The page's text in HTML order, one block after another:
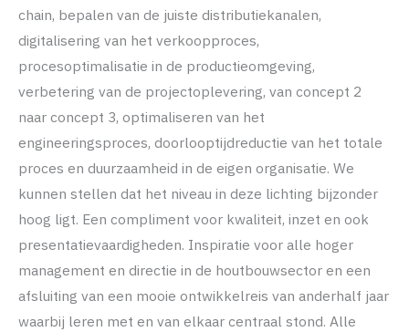
chain, bepalen van de juiste distributiekanalen,
digitalisering van het verkoopproces,
procesoptimalisatie in de productieomgeving,
verbetering van de projectoplevering, van concept 2
naar concept 3, optimaliseren van het
engineeringsproces, doorlooptijdreductie van het totale
proces en duurzaamheid in de eigen organisatie. We
kunnen stellen dat het niveau in deze lichting bijzonder
hoog ligt. Een compliment voor kwaliteit, inzet en ook
presentatievaardigheden. Inspiratie voor alle hoger
management en directie in de houtbouwsector en een
afsluiting van een mooie ontwikkelreis van anderhalf jaar
waarbij leren met en van elkaar centraal stond. Alle